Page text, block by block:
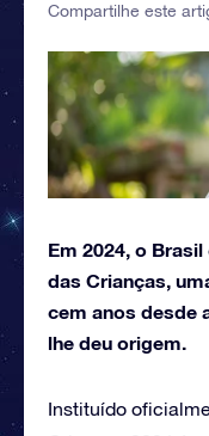
Compartilhe este
Em 2024, o
das Crianças,
cem anos desde
lhe deu origem.
Instituído